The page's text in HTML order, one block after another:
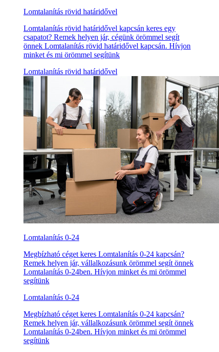
Lomtalanítás rövid határidővel
Lomtalanítás rövid határidővel kapcsán keres egy
csapatot? Remek helyen jár, cégünk örömmel segít
önnek Lomtalanítás rövid határidővel kapcsán. Hívjon
minket és mi örömmel segítünk
Lomtalanítás rövid határidővel
Lomtalanítás 0-24
Megbízható céget keres Lomtalanítás 0-24 kapcsán?
Remek helyen jár, vállalkozásunk örömmel segít önnek
Lomtalanítás 0-24ben. Hívjon minket és mi örömmel
segítünk
Lomtalanítás 0-24
Megbízható céget keres Lomtalanítás 0-24 kapcsán?
Remek helyen jár, vállalkozásunk örömmel segít önnek
Lomtalanítás 0-24ben. Hívjon minket és mi örömmel
segítünk